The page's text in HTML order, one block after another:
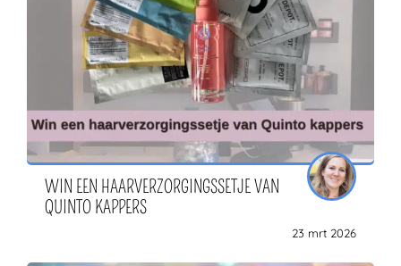
WIN EEN HAARVERZORGINGSSETJE VAN
QUINTO KAPPERS
23 mrt 2026